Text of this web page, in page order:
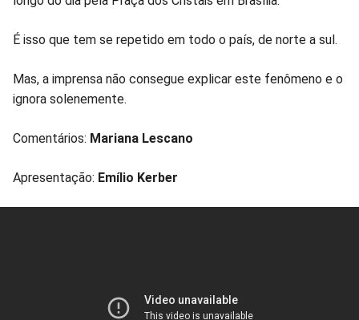
É isso que tem se repetido em todo o país, de norte a sul.
Mas, a imprensa não consegue explicar este fenômeno e o
ignora solenemente.
Comentários: Mariana Lescano
Apresentação: Emílio Kerber